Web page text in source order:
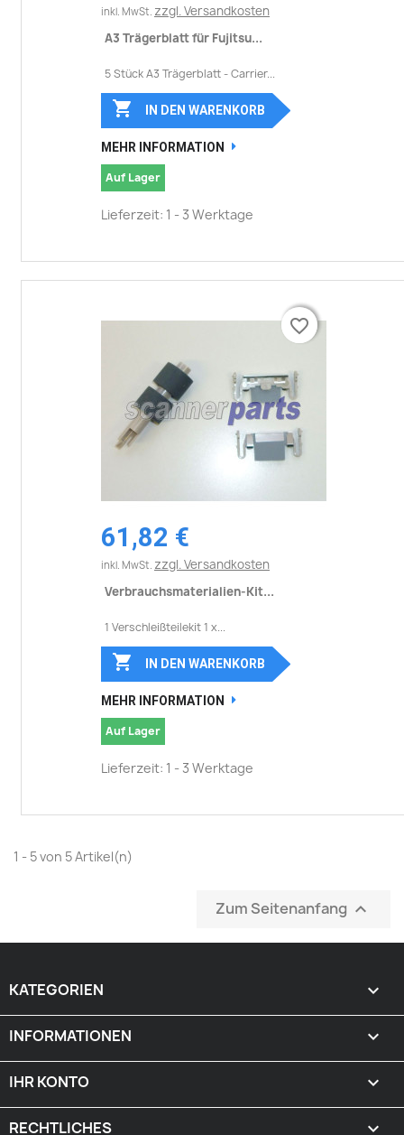
inkl. MwSt. zzgl. Versandkosten
A3 Trägerblatt für Fujitsu...
5 Stück A3 Trägerblatt - Carrier...
 IN DEN WARENKORB
MEHR INFORMATION
Auf Lager
Lieferzeit: 1 - 3 Werktage
61,82 €
inkl. MwSt. zzgl. Versandkosten
Verbrauchsmaterialien-Kit...
1 Verschleißteilekit 1 x...
favorite_border
 IN DEN WARENKORB
MEHR INFORMATION
Auf Lager
Lieferzeit: 1 - 3 Werktage
favorite_border
1 - 5 von 5 Artikel(n)
Zum Seitenanfang 
KATEGORIEN 
INFORMATIONEN 
IHR KONTO 
RECHTLICHES 